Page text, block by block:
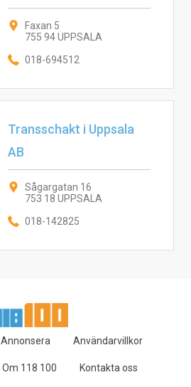
Faxan 5
755 94 UPPSALA
018-694512
Transschakt i Uppsala
AB
Sågargatan 16
753 18 UPPSALA
018-142825
Annonsera Användarvillkor
Om 118 100 Kontakta oss